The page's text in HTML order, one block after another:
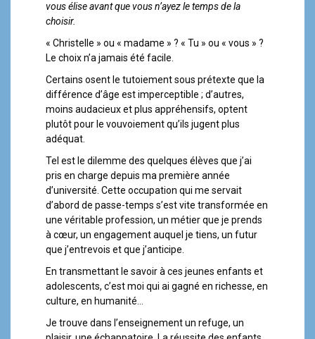
vous élise avant que vous n’ayez le temps de la
choisir.
« Christelle » ou « madame » ? « Tu » ou « vous » ?
Le choix n’a jamais été facile.
Certains osent le tutoiement sous prétexte que la
différence d’âge est imperceptible ; d’autres,
moins audacieux et plus appréhensifs, optent
plutôt pour le vouvoiement qu’ils jugent plus
adéquat.
Tel est le dilemme des quelques élèves que j’ai
pris en charge depuis ma première année
d’université. Cette occupation qui me servait
d’abord de passe-temps s’est vite transformée en
une véritable profession, un métier que je prends
à cœur, un engagement auquel je tiens, un futur
que j’entrevois et que j’anticipe.
En transmettant le savoir à ces jeunes enfants et
adolescents, c’est moi qui ai gagné en richesse, en
culture, en humanité…
Je trouve dans l’enseignement un refuge, un